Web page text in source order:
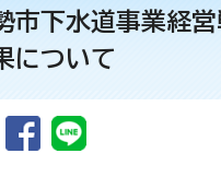
市下水道事業経営
について